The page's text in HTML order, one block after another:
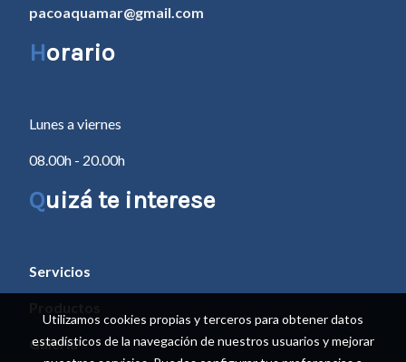
pacoaquamar@gmail.com
Horario
Lunes a viernes
08.00h - 20.00h
Quizá te interese
Servicios
Galería
Utilizamos cookies propias y terceros para obtener datos
estadísticos de la navegación de nuestros usuarios y mejorar